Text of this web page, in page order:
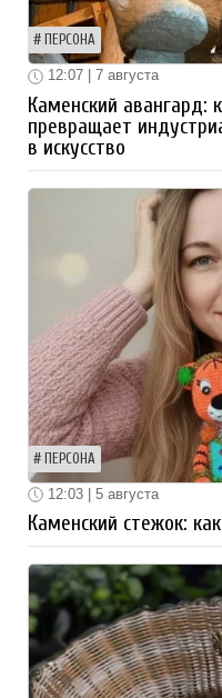
ПЕРСОНА
12:07 | 7 августа
Каменский авангард:
превращает
в искусство
ПЕРСОНА
12:03 | 5 августа
Каменский стежок: